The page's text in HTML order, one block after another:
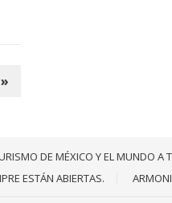
DE MÉXICO Y EL MUNDO A
ESTÁN ABIERTAS.